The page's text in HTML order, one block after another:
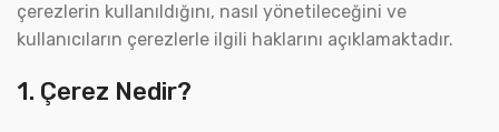
çerezlerin kullanıldığını, nasıl yönetileceğini ve
kullanıcıların çerezlerle ilgili haklarını açıklamaktadır.
1. Çerez Nedir?